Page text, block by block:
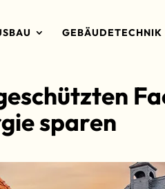
GEBÄUDETECHNIK
sparen